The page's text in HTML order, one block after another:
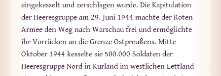
eingekesselt und zerschlagen wurde. Die Kapitulation
der Heeresgruppe am 29. Juni 1944 machte der Roten
Armee den Weg nach Warschau frei und ermöglichte
ihr Vorrücken an die Grenze Ostpreußens. Mitte
Oktober 1944 kesselte sie 500.000 Soldaten der
Heeresgruppe Nord in Kurland im westlichen Lettland